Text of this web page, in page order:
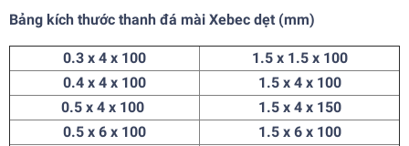
Bảng kích thước thanh đá mài Xebec dẹt (mm)
0.3 x 4 x 100
1.5 x 1.5 x 100
0.4 x 4 x 100
1.5 x 4 x 100
0.5 x 4 x 100
1.5 x 4 x 150
0.5 x 6 x 100
1.5 x 6 x 100